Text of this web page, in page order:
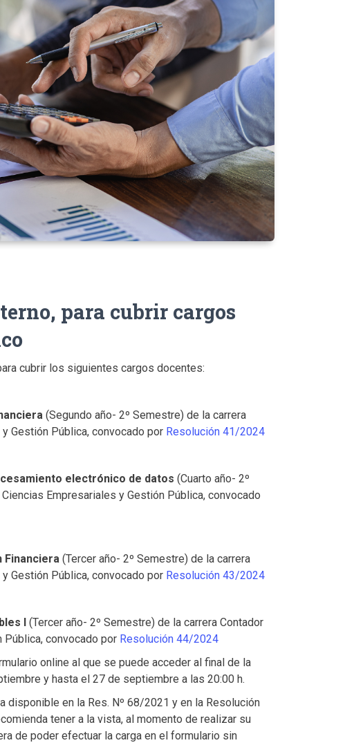
para cubrir cargos
cubrir los siguientes cargos docentes:
(Segundo año- 2º Semestre) de la carrera
Gestión Pública, convocado por Resolución 41/2024
electrónico de datos (Cuarto año- 2º
Empresariales y Gestión Pública, convocado
Financiera(Tercer año- 2º Semestre) de la carrera
Gestión Pública, convocado por Resolución 43/2024
I(Tercer año- 2º Semestre) de la carrera Contador
Pública, convocado por Resolución 44/2024
online al que se puede acceder al final de la
y hasta el 27 de septiembre a las 20:00 h.
disponible en la Res. Nº 68/2021 y en la Resolución
tener a la vista, al momento de realizar su
de poder efectuar la carga en el formulario sin